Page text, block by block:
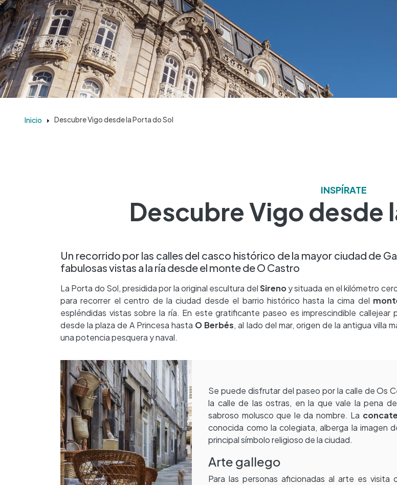
Inicio Descubre Vigo desde la Porta do Sol
INSPÍRATE
Descubre Vigo desde
Un recorrido por las calles del casco histórico de la mayor ciudad de
fabulosas vistas a la ría desde el monte de O Castro
La Porta do Sol, presidida por la original escultura delSirenoy situada en el kilómetro
para recorrer el centro de la ciudad desde el barrio histórico hasta la cima del
espléndidas vistas sobre la ría. En este gratificante paseo es imprescindible callejear
desde la plaza de A Princesa hasta O Berbés, al lado del mar, origen de la antigua villa
una potencia pesquera y naval.
Se puede disfrutar del paseo por la calle de Os
la calle de las ostras, en la que vale la pena
sabroso molusco que le da nombre. La
conocida como la colegiata, alberga la imagen
principal símbolo religioso de la ciudad.
Arte gallego
Para las personas aficionadas al arte es visita